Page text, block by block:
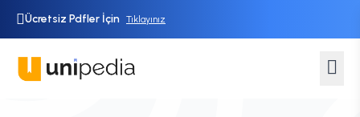
Ücretsiz Pdfler İçin Tıklayınız